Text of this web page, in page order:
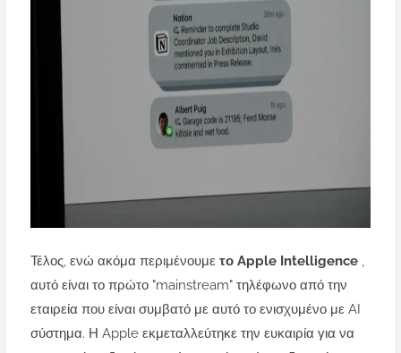
Τέλος, ενώ ακόμα περιμένουμε το Apple Intelligence ,
αυτό είναι το πρώτο "mainstream" τηλέφωνο από την
εταιρεία που είναι συμβατό με αυτό το ενισχυμένο με AI
σύστημα. Η Apple εκμεταλλεύτηκε την ευκαιρία για να